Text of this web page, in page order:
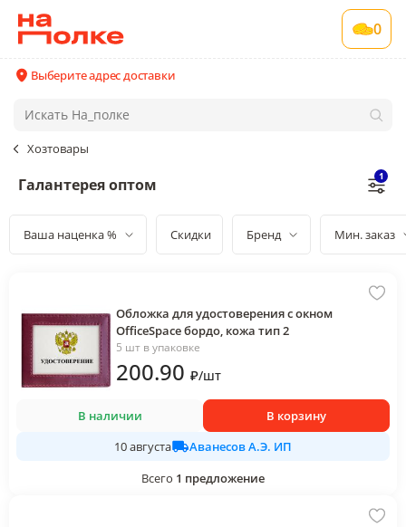
0
Выберите адрес доставки
Хозтовары
Галантерея оптом 1
Ваша наценка % Скидки Бренд Мин. заказ
Обложка для удостоверения с окном
OfficeSpace бордо, кожа тип 2
5 шт в упаковке
200.90 ₽/шт
В наличии
В корзину
10 августа
Аванесов А.Э. ИП
Всего 1 предложение